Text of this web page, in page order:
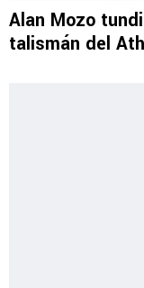
Alan Mozo
talismán del